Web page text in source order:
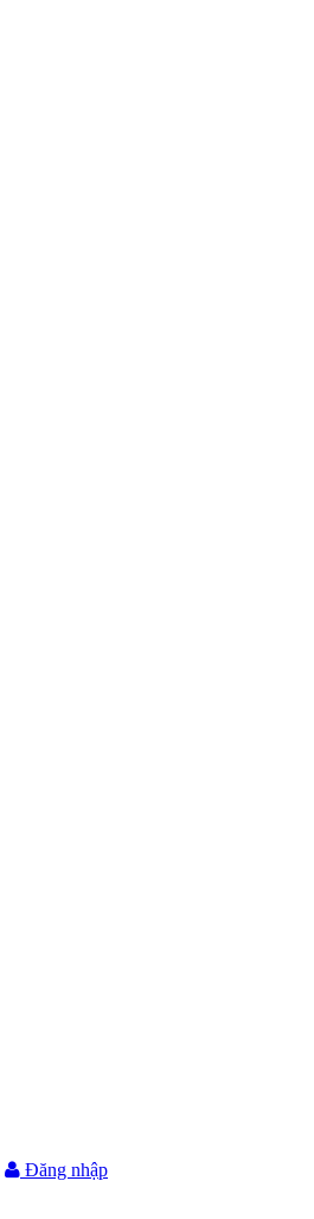
Đăng nhập